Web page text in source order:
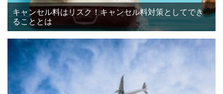
キャンセル料はリスク！キャンセル料対策としてでき
ることとは